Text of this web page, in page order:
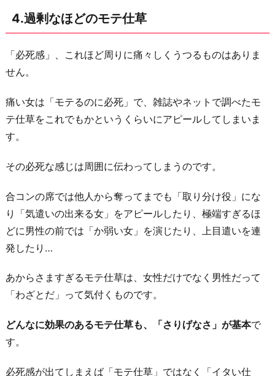
4.過剰なほどのモテ仕草
「必死感」、これほど周りに痛々しくうつるものはありま
せん。
痛い女は「モテるのに必死」で、雑誌やネットで調べたモ
テ仕草をこれでもかというくらいにアピールしてしまいま
す。
その必死な感じは周囲に伝わってしまうのです。
合コンの席では他人から奪ってまでも「取り分け役」にな
り「気遣いの出来る女」をアピールしたり、極端すぎるほ
どに男性の前では「か弱い女」を演じたり、上目遣いを連
発したり…
あからさますぎるモテ仕草は、女性だけでなく男性だって
「わざとだ」って気付くものです。
どんなに効果のあるモテ仕草も、「さりげなさ」が基本で
す。
必死感が出てしまえば「モテ仕草」ではなく「イタい仕